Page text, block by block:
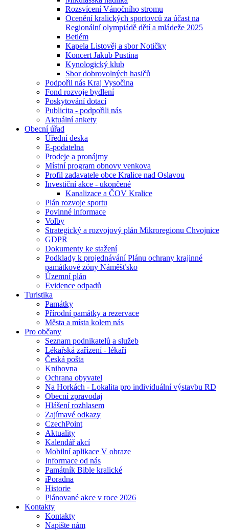
Rozsvícení Vánočního stromu
Ocenění kralických sportovců za účast na
Regionální olympiádě dětí a mládeže 2025
Betlém
Kapela Listověj a sbor Notičky
Koncert Jakub Pustina
Kynologický klub
Sbor dobrovolných hasičů
Podpořil nás Kraj Vysočina
Fond rozvoje bydlení
Poskytování dotací
Publicita - podpořili nás
Aktuální ankety
Obecní úřad
Úřední deska
E-podatelna
Prodeje a pronájmy
Místní program obnovy venkova
Profil zadavatele obce Kralice nad Oslavou
Investiční akce - ukončené
Kanalizace a ČOV Kralice
Plán rozvoje sportu
Povinné informace
Volby
Strategický a rozvojový plán Mikroregionu Chvojnice
GDPR
Dokumenty ke stažení
Podklady k projednávání Plánu ochrany krajinné
památkové zóny Náměšťsko
Územní plán
Evidence odpadů
Turistika
Památky
Přírodní památky a rezervace
Města a místa kolem nás
Pro občany
Seznam podnikatelů a služeb
Lékařská zařízení - lékaři
Česká pošta
Knihovna
Ochrana obyvatel
Na Horkách - Lokalita pro individuální výstavbu RD
Obecní zpravodaj
Hlášení rozhlasem
Zajímavé odkazy
CzechPoint
Aktuality
Kalendář akcí
Mobilní aplikace V obraze
Informace od nás
Památník Bible kralické
iPoradna
Historie
Plánované akce v roce 2026
Kontakty
Kontakty
Napište nám